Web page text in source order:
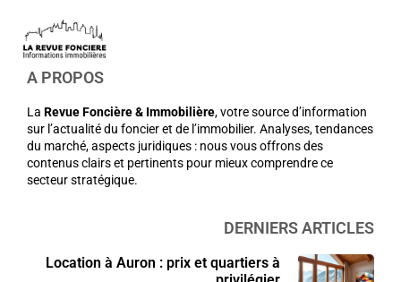
A PROPOS
La Revue Foncière & Immobilière, votre source d’information
sur l’actualité du foncier et de l’immobilier. Analyses, tendances
du marché, aspects juridiques : nous vous offrons des
contenus clairs et pertinents pour mieux comprendre ce
secteur stratégique.
DERNIERS ARTICLES
Location à Auron : prix et quartiers à